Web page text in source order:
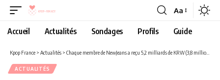
Aa
Accueil Actualités Sondages Profils Guide
Kpop France > Actualités > Chaque membre de NewJeans a reçu 5,2 milliards de KRW (3,8 millions de dollars) en indemnités l’année dernière
ACTUALITÉS